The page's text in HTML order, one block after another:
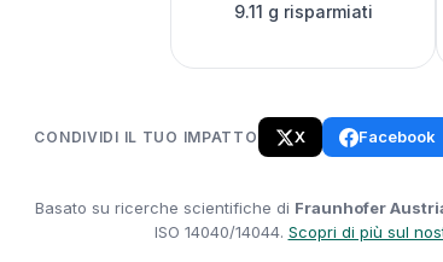
9.11 g risparmiati
CONDIVIDI IL TUO IMPATTO X Facebook
Basato su ricerche scientifiche di Fraunhofer
ISO 14040/14044. Scopri di più sul